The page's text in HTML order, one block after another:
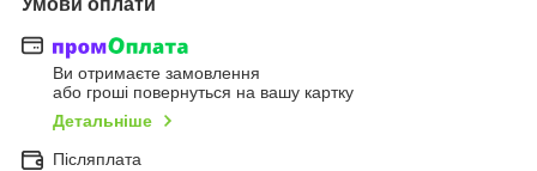
Ви отримаєте замовлення
або гроші повернуться на вашу картку
Детальніше
Післяплата